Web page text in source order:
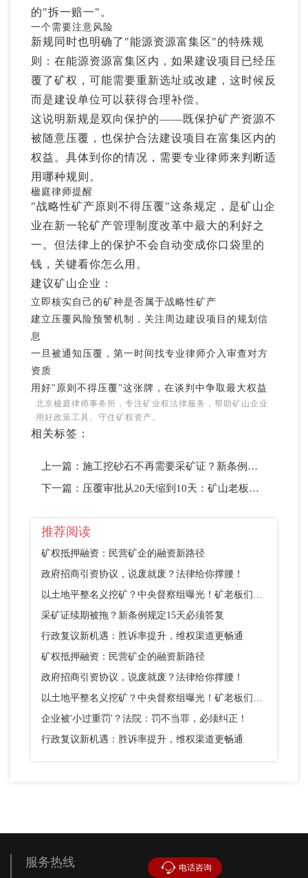
的"拆一赔一"。
一个需要注意风险
新规同时也明确了"能源资源富集区"的特殊规
则：在能源资源富集区内，如果建设项目已经压
覆了矿权，可能需要重新选址或改建，这时候反
而是建设单位可以获得合理补偿。
这说明新规是双向保护的——既保护矿产资源不
被随意压覆，也保护合法建设项目在富集区内的
权益。具体到你的情况，需要专业律师来判断适
用哪种规则。
楹庭律师提醒
"战略性矿产原则不得压覆"这条规定，是矿山企
业在新一轮矿产管理制度改革中最大的利好之
一。但法律上的保护不会自动变成你口袋里的
钱，关键看你怎么用。
建议矿山企业：
立即核实自己的矿种是否属于战略性矿产
建立压覆风险预警机制，关注周边建设项目的规划信
息
一旦被通知压覆，第一时间找专业律师介入审查对方
资质
用好"原则不得压覆"这张牌，在谈判中争取最大权益
北京楹庭律师事务所，专注矿业权法律服务，帮助矿山企业
用好政策工具、守住矿权资产。
相关标签：
上一篇： 施工挖砂石不再需要采矿证？新条例第24条给工程企业松了绑
下一篇： 压覆审批从20天缩到10天：矿山老板维权提速的实操指南
推荐阅读
矿权抵押融资：民营矿企的融资新路径
政府招商引资协议，说废就废？法律给你撑腰！
以土地平整名义挖矿？中央督察组曝光！矿老板们别踩这个坑
采矿证续期被拖？新条例规定15天必须答复
行政复议新机遇：胜诉率提升，维权渠道更畅通
矿权抵押融资：民营矿企的融资新路径
政府招商引资协议，说废就废？法律给你撑腰！
以土地平整名义挖矿？中央督察组曝光！矿老板们别踩这个坑
企业被'小过重罚'？法院：罚不当罪，必须纠正！
行政复议新机遇：胜诉率提升，维权渠道更畅通
服务热线 电话咨询